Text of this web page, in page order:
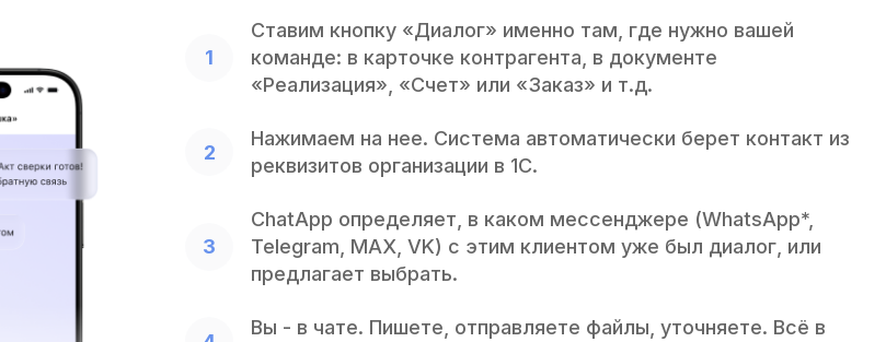
Ставим кнопку «Диалог» именно там, где нужно вашей
команде: в карточке контрагента, в документе
«Реализация», «Счет» или «Заказ» и т.д.
Нажимаем на нее. Система автоматически берет контакт из
реквизитов организации в 1С.
ChatApp определяет, в каком мессенджере (WhatsApp*,
Telegram, MAX, VK) с этим клиентом уже был диалог, или
предлагает выбрать.
Вы - в чате. Пишете, отправляете файлы, уточняете. Всё в